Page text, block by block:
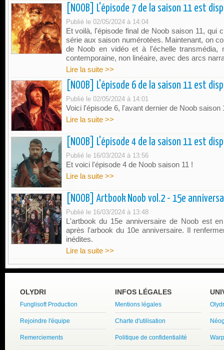
[NOOB] L'épisode 7 de la saison 11 est
Publié le 02/05/2024 à 14:04
Et voilà, l'épisode final de Noob saison 11, qui
série aux saison numérotées. Maintenant, on
de Noob en vidéo et à l'échelle transmédia,
contemporaine, non linéaire, avec des arcs
Lire la suite >>
[NOOB] L'épisode 6 de la saison 11 est
Publié le 02/05/2024 à 14:01
Voici l'épisode 6, l'avant dernier de Noob saison
Lire la suite >>
[NOOB] L'épisode 4 de la saison 11 est
Publié le 16/03/2024 à 13:56
Et voici l'épisode 4 de Noob saison 11 !
Lire la suite >>
[NOOB] Artbook Noob vol.2 - 15e
Publié le 16/03/2024 à 13:48
L'artbook du 15e anniversaire de Noob est
après l'arbook du 10e anniversaire. Il
inédites.
Lire la suite >>
OLYDRI
Funglisoft Production
Rejoindre l'équipe
Remerciements
INFOS LÉGALES
Mentions légales
Charte d'utilisation
Politique de confidentialité